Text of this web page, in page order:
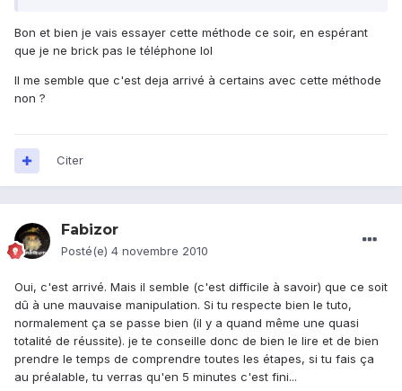
Bon et bien je vais essayer cette méthode ce soir, en espérant
que je ne brick pas le téléphone lol
Il me semble que c'est deja arrivé à certains avec cette méthode
non ?
Citer
Fabizor
Posté(e) 4 novembre 2010
Oui, c'est arrivé. Mais il semble (c'est difficile à savoir) que ce soit
dû à une mauvaise manipulation. Si tu respecte bien le tuto,
normalement ça se passe bien (il y a quand même une quasi
totalité de réussite). je te conseille donc de bien le lire et de bien
prendre le temps de comprendre toutes les étapes, si tu fais ça
au préalable, tu verras qu'en 5 minutes c'est fini...